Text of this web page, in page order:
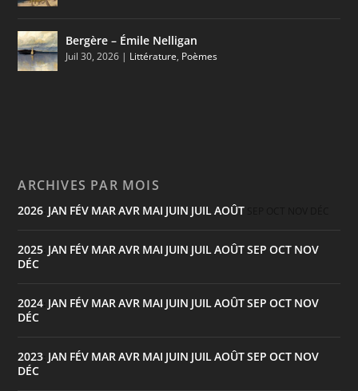
Bergère – Émile Nelligan
Juil 30, 2026 | Littérature, Poèmes
ARCHIVES PAR MOIS
2026 JAN FÉV MARAVR MAI JUIN JUILAOÛT
2025 JAN FÉV MARAVR MAI JUIN JUILAOÛTSEP OCT NOV
DÉC
2024 JAN FÉV MARAVR MAI JUIN JUILAOÛTSEP OCT NOV
DÉC
2023 JAN FÉV MARAVR MAI JUIN JUILAOÛTSEP OCT NOV
DÉC